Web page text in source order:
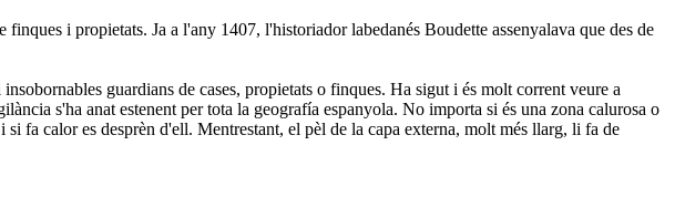
i propietats. Ja a l'any 1407, l'historiador labedanés Boudette assenyalava que des de
guardians de cases, propietats o finques. Ha sigut i és molt corrent veure a
s'ha anat estenent per tota la geografía espanyola. No importa si és una zona calurosa o
fa calor es desprèn d'ell. Mentrestant, el pèl de la capa externa, molt més llarg, li fa de